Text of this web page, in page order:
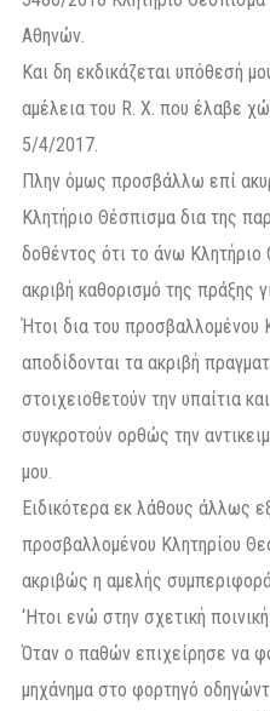
Αθηνών.
Και δη εκδικάζεται υπόθεσή
αμέλεια του R. Χ. που έλαβε
5/4/2017.
Πλην όμως προσβάλλω επί
Κλητήριο Θέσπισμα δια της
δοθέντος ότι το άνω
ακριβή καθορισμό της πράξης
Ήτοι δια του προσβαλλομένου
αποδίδονται τα ακριβή
στοιχειοθετούν την υπαίτια
συγκροτούν ορθώς την
μου.
Ειδικότερα εκ λάθους άλλως
προσβαλλομένου Κλητηρίου
ακριβώς η αμελής
‘Ητοι ενώ στην σχετική
Όταν ο παθών επιχείρησε να
μηχάνημα στο φορτηγό